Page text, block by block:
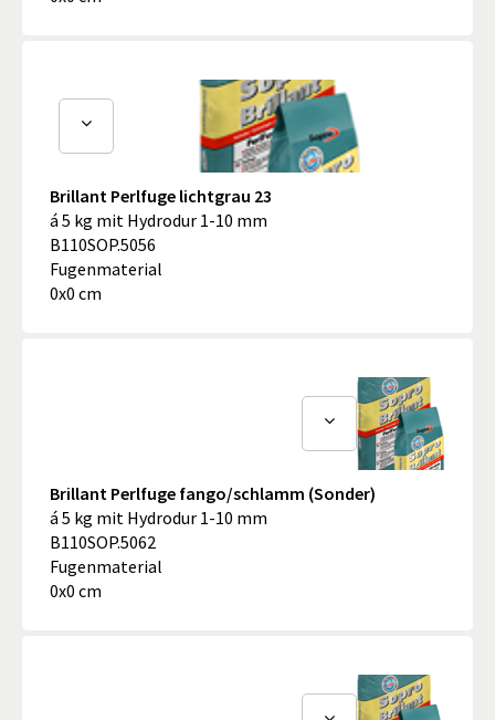
Brillant Perlfuge lichtgrau 23
á 5 kg mit Hydrodur 1-10 mm
B110SOP.5056
Fugenmaterial
0x0 cm
Brillant Perlfuge fango/schlamm (Sonder)
á 5 kg mit Hydrodur 1-10 mm
B110SOP.5062
Fugenmaterial
0x0 cm